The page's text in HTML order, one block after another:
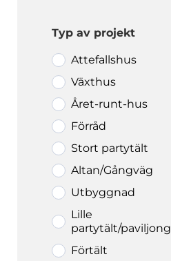
Typ av projekt
Attefallshus
Växthus
Året-runt-hus
Förråd
Stort partytält
Altan/Gångväg
Utbyggnad
Lille
partytält/paviljong
Förtält